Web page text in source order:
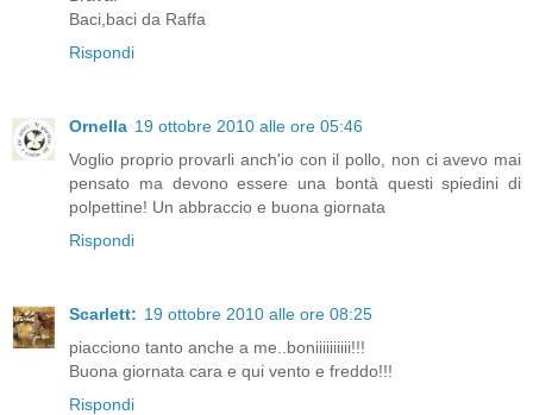
Baci,baci da Raffa
Rispondi
Ornella 19 ottobre 2010 alle ore 05:46
Voglio proprio provarli anch'io con il pollo, non ci avevo mai
pensato ma devono essere una bontà questi spiedini di
polpettine! Un abbraccio e buona giornata
Rispondi
Scarlett: 19 ottobre 2010 alle ore 08:25
piacciono tanto anche a me..boniiiiiiiiii!!!
Buona giornata cara e qui vento e freddo!!!
Rispondi